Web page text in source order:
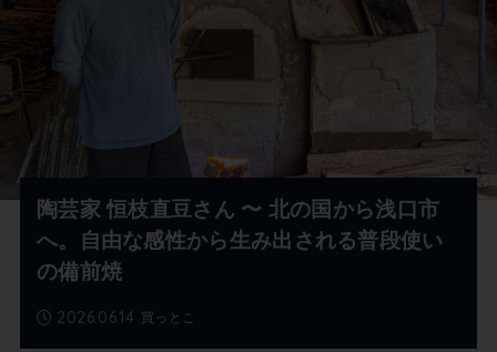
買っとこ
2026.06.14
陶芸家 恒枝直豆さん 〜 北の国から浅口市
へ。自由な感性から生み出される普段使い
の備前焼